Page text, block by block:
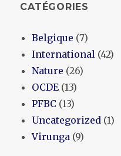
CATÉGORIES
Belgique (7)
International (42)
Nature (26)
OCDE (13)
PFBC (13)
Uncategorized (1)
Virunga (9)